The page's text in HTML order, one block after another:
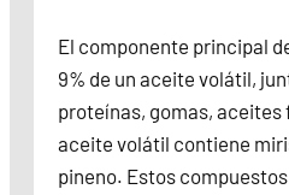
El componente principal
9% de un aceite volátil,
proteínas, gomas, aceites
aceite volátil contiene
pineno. Estos